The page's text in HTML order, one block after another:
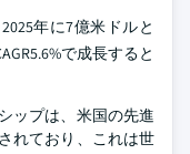
年に7億米ドルと
で成長すると
ップは、米国の先進
れており、これは世